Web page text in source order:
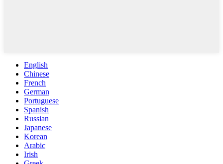
English
Chinese
French
German
Portuguese
Spanish
Russian
Japanese
Korean
Arabic
Irish